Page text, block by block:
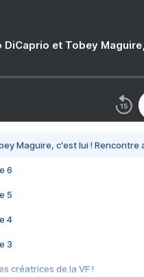
DiCaprio et Tobey
Maguire, c'est lui ! Rencontre
6
5
4
3
créatrices de la VF !